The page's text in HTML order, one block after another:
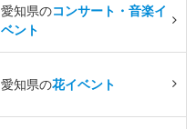
愛知県のコンサート・音楽イ
ベント
愛知県の花イベント